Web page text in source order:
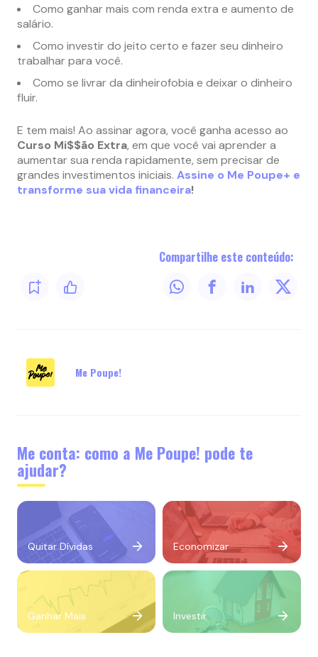
Como ganhar mais com renda extra e aumento de
salário.
Como investir do jeito certo e fazer seu dinheiro
trabalhar para você.
Como se livrar da dinheirofobia e deixar o dinheiro
fluir.
E tem mais! Ao assinar agora, você ganha acesso ao
Curso Mi$$ão Extra, em que você vai aprender a
aumentar sua renda rapidamente, sem precisar de
grandes investimentos iniciais. Assine o Me Poupe+ e
transforme sua vida financeira!
Compartilhe este conteúdo:
Me Poupe!
Me conta: como a Me Poupe! pode te
ajudar?
Quitar Dívidas Economizar
Ganhar Mais Investir